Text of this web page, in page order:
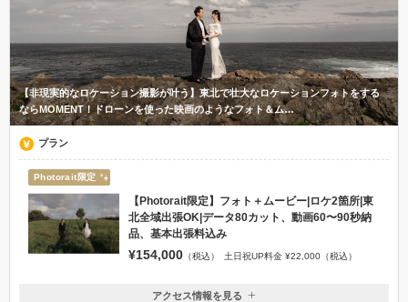
【非現実的なロケーション撮影が叶う】東北で壮大なロケーションフォトをする
ならMOMENT！ドローンを使った映画のようなフォト＆ム…
プラン
Photorait限定
【Photorait限定】フォト＋ムービー|ロケ2箇所|東
北全域出張OK|データ80カット、動画60〜90秒納
品、基本出張料込み
¥154,000 （税込） 土日祝UP料金 ¥22,000（税込）
アクセス情報を見る